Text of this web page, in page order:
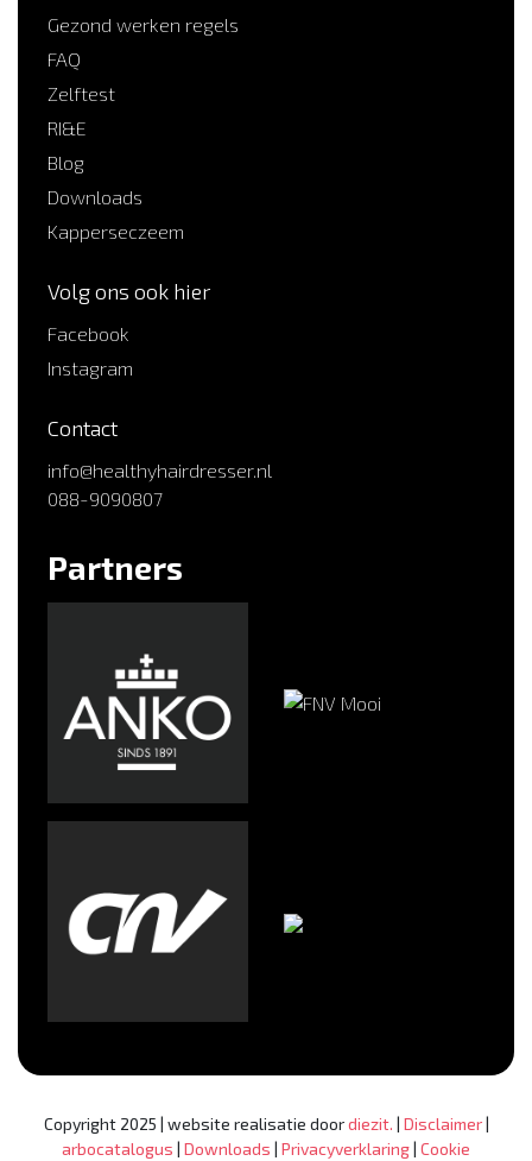
Gezond werken regels
FAQ
Zelftest
RI&E
Blog
Downloads
Kapperseczeem
Volg ons ook hier
Facebook
Instagram
Contact
info@healthyhairdresser.nl
088-9090807
Partners
Copyright 2025 | website realisatie doordiezit. | Disclaimer|
arbocatalogus | Downloads | Privacyverklaring | Cookie